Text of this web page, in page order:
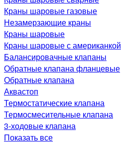
Краны шаровые газовые
Незамерзающие краны
Краны шаровые
Краны шаровые с американкой
Балансировачные клапаны
Обратные клапана фланцевые
Обратные клапана
Аквастоп
Термостатические клапана
Термосмесительные клапана
3-ходовые клапана
Показать все